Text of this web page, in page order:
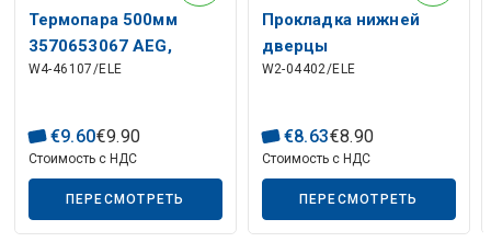
Термопара 500мм
3570653067 AEG,
ELECTROLUX, ZANUSSI
W4-46107/ELE
€9.60€9.90
Стоимость с НДС
ПЕРЕСМОТРЕТЬ
Прокладка нижней
дверцы
посудомоечной
1527401002 AEG,
ELECTROLUX, ZANUSSI
W2-04402/ELE
€8.63€8.90
Стоимость с НДС
ПЕРЕСМОТРЕТЬ